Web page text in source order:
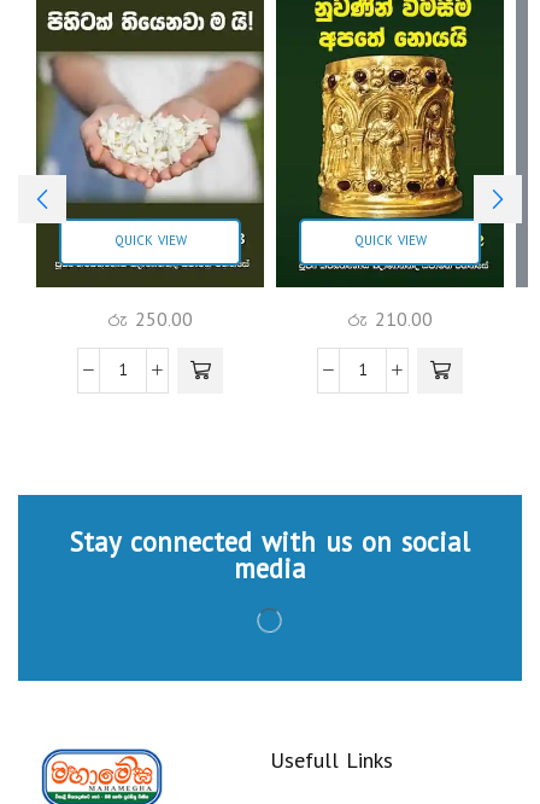
QUICK VIEW
රු 250.00
QUICK VIEW
රු 210.00
Stay connected with us on social
media
Usefull Links